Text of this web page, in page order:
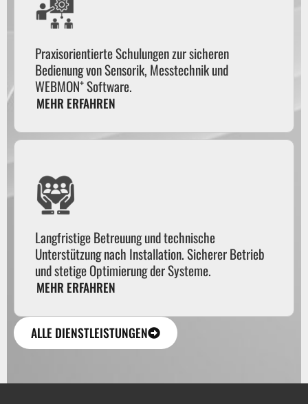
Praxisorientierte Schulungen zur sicheren
Bedienung von Sensorik, Messtechnik und
WEBMON+Software.
MEHR ERFAHREN
Langfristige Betreuung und technische
Unterstützung nach Installation. Sicherer Betrieb
und stetige Optimierung der Systeme.
MEHR ERFAHREN
ALLE DIENSTLEISTUNGEN